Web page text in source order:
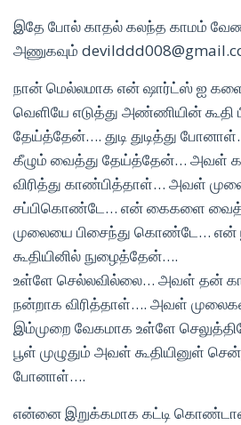
இதே போல் காதல் கலந்த காமம்
அணுகவும்
நான் மெல்லமாக என் ஷார்ட்ஸ் ஐ
வெளியே எடுத்து அண்ணியின் கூதி
தேய்த்தேன்…. துடி துடித்து
கீழும் வைத்து தேய்த்தேன்… அவள்
விரித்து காண்பித்தாள்… அவள்
சப்பிகொண்டே… என் கைகளை
முலையை பிசைந்து கொண்டே…
கூதியினில் நுழைத்தேன்….
உள்ளே செல்லவில்லை… அவள் தன்
நன்றாக விரித்தாள்…. அவள்
இம்முறை வேகமாக உள்ளே
பூள் முழுதும் அவள் கூதியினுள்
போனாள்….
என்னை இறுக்கமாக கட்டி